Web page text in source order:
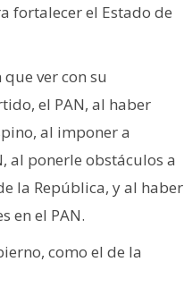
fortalecer el Estado de
ver con su
el PAN, al haber
al imponer a
al ponerle obstáculos a
la República, y al haber
en el PAN.
como el de la